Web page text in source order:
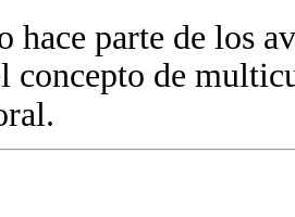
hace parte de los
concepto de